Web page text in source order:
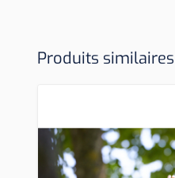
Produits similaires